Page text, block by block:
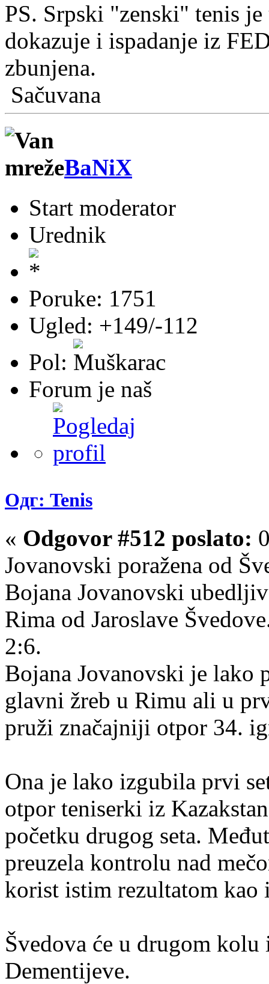
PS. Srpski "zenski" tenis
dokazuje i ispadanje iz
zbunjena.
Sačuvana
BaNiX
Start moderator
Urednik
Poruke: 1751
Ugled: +149/-112
Pol:
Forum je naš
Одг: Tenis
« Odgovor #512 poslato:
Jovanovski poražena od
Bojana Jovanovski
Rima od Jaroslave
2:6.
Bojana Jovanovski je lako
glavni žreb u Rimu ali u
pruži značajniji otpor 34.
Ona je lako izgubila prvi
otpor teniserki iz
početku drugog seta.
preuzela kontrolu nad
korist istim rezultatom kao
Švedova će u drugom
Dementijeve.